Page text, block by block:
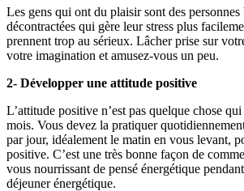
Les gens qui ont du plaisir sont des personnes
décontractées qui gère leur stress plus
prennent trop au sérieux. Lâcher prise sur
votre imagination et amusez-vous un peu.
2- Développer une attitude positive
L’attitude positive n’est pas quelque chose
mois. Vous devez la pratiquer
par jour, idéalement le matin en vous levant,
positive. C’est une très bonne façon de
vous nourrissant de pensé énergétique
déjeuner énergétique.